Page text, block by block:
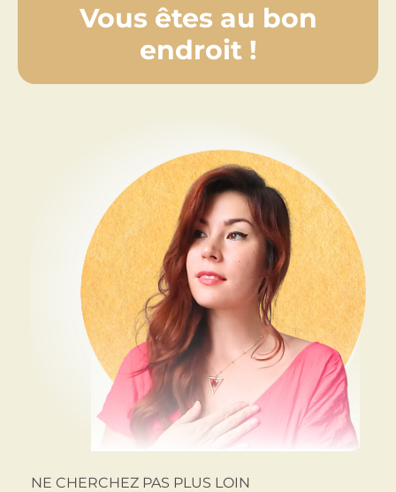
Vous êtes au bon
endroit !
NE CHERCHEZ PAS PLUS LOIN